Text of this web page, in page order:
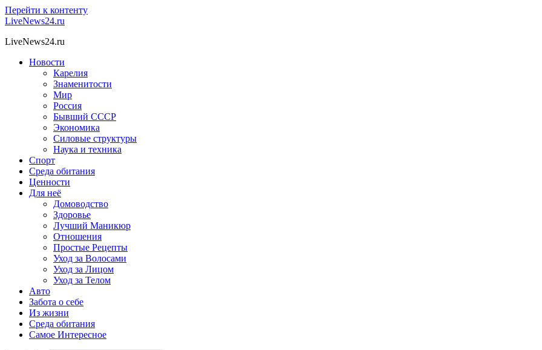
Перейти к контенту
LiveNews24.ru
LiveNews24.ru
Новости
Карелия
Знаменитости
Мир
Россия
Бывший СССР
Экономика
Силовые структуры
Наука и техника
Спорт
Среда обитания
Ценности
Для неё
Домоводство
Здоровье
Лучший Маникюр
Отношения
Простые Рецепты
Уход за Волосами
Уход за Лицом
Уход за Телом
Авто
Забота о себе
Из жизни
Среда обитания
Самое Интересное